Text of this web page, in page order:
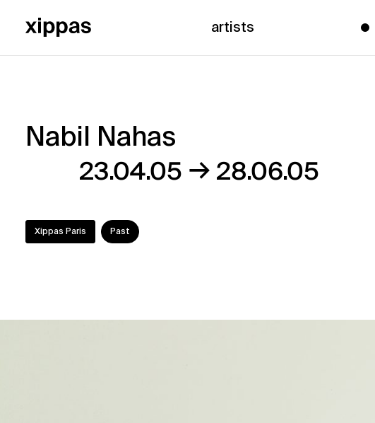
artists
Nabil
Nabil Nahas
23.04.05 → 28.06.05
Xippas Paris Past